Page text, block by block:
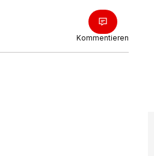
Kommentieren